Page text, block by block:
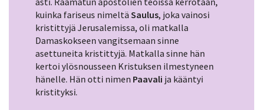
kuinka fariseus nimeltä Saulus, joka vainosi
kristittyjä Jerusalemissa, oli matkalla
Damaskokseen vangitsemaan sinne
asettuneita kristittyjä. Matkalla sinne hän
kertoi ylösnousseen Kristuksen ilmestyneen
hänelle. Hän otti nimen Paavali ja kääntyi
kristityksi.